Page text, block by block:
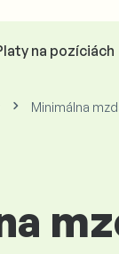
na pozíciách
Minimálna